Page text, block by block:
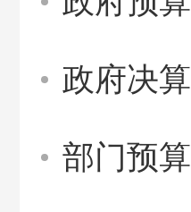
政府决算
部门预算